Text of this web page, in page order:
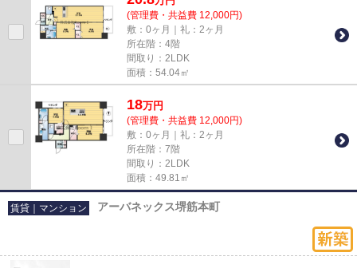
(管理費・共益費 12,000円)
敷：0ヶ月｜礼：2ヶ月
所在階：4階
間取り：2LDK
面積：54.04㎡
18万円
(管理費・共益費 12,000円)
敷：0ヶ月｜礼：2ヶ月
所在階：7階
間取り：2LDK
面積：49.81㎡
賃貸｜マンション アーバネックス堺筋本町